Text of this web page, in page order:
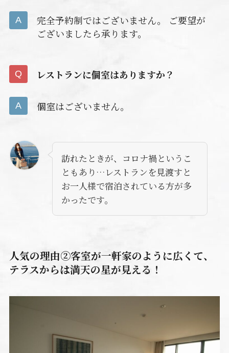
完全予約制ではございません。 ご要望が
ございましたら承ります。
レストランに個室はありますか？
個室はございません。
訪れたときが、コロナ禍というこ
ともあり…レストランを見渡すと
お一人様で宿泊されている方が多
かったです。
人気の理由②客室が一軒家のように広くて、
テラスからは満天の星が見える！